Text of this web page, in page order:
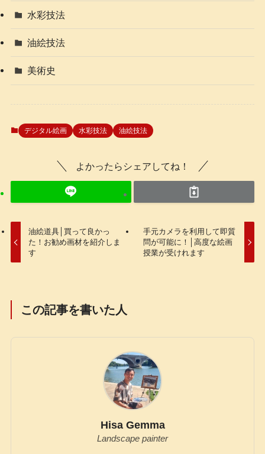
水彩技法
油絵技法
美術史
デジタル絵画 水彩技法 油絵技法
よかったらシェアしてね！
油絵道具│買って良かっ
た！お勧め画材を紹介しま
す
手元カメラを利用して即質
問が可能に！│高度な絵画
授業が受けれます
この記事を書いた人
Hisa Gemma
Landscape painter